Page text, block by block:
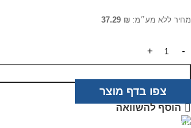
מחיר ללא מע״מ: 37.29 ₪
צפו בדף מוצר
הוסף להשוואה